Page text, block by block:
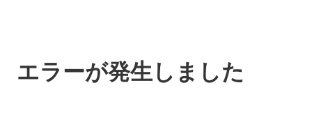
エラーが発生しました